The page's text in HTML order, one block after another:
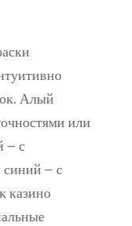
Алый
или
– с
синий – с
казино